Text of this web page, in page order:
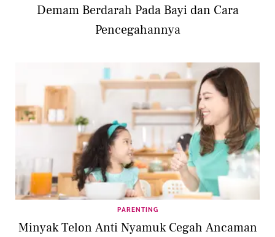
Demam Berdarah Pada Bayi dan Cara
Pencegahannya
PARENTING
Minyak Telon Anti Nyamuk Cegah Ancaman